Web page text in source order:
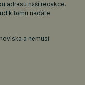
adresu naší redakce.
k tomu nedáte
a nemusí